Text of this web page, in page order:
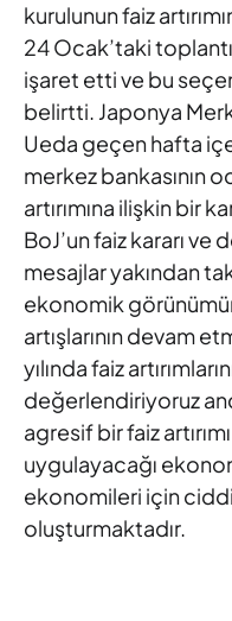
kurulunun faiz
24 Ocak’takitoplantı
işaret etti ve bu
belirtti. Japonya
Ueda geçen hafta
merkez bankasının
artırımına ilişkin bir
BoJ’un faiz kararı ve
mesajlar yakından
ekonomik
artışlarının devam
yılında faiz
değerlendiriyoruz
agresif bir faiz
uygulayacağı
ekonomileri için
oluşturmaktadır.